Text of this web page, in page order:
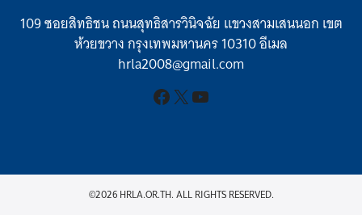
109 ซอยสิทธิชน ถนนสุทธิสารวินิจฉัย แขวงสามเสนนอก เขต
ห้วยขวาง กรุงเทพมหานคร 10310 อีเมล
hrla2008@gmail.com
Facebook
X YouTube
©2026 HRLA.OR.TH. ALL RIGHTS RESERVED.